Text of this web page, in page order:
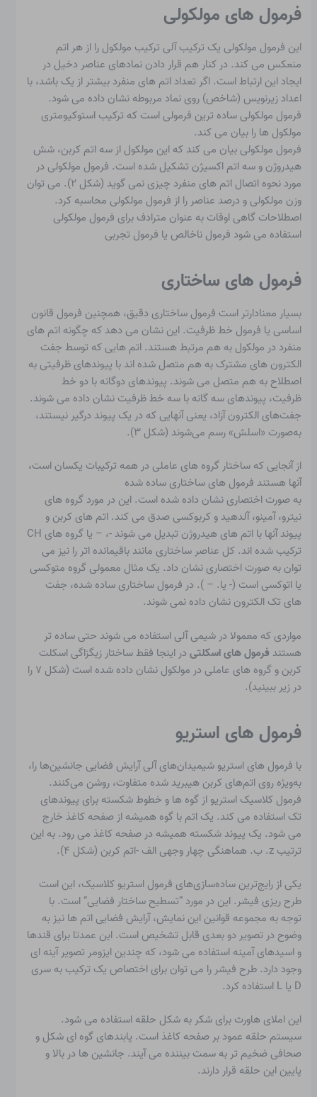
فرمول های مولکولی
این فرمول مولکولی یک ترکیب آلی ترکیب مولکول را از هر اتم
منعکس می کند. در کنار هم قرار دادن نمادهای عناصر دخیل در
ایجاد این ارتباط است. اگر تعداد اتم های منفرد بیشتر از یک باشد، با
اعداد زیرنویس (شاخص) روی نماد مربوطه نشان داده می شود.
فرمول مولکولی ساده ترین فرمولی است که ترکیب استوکیومتری
مولکول ها را بیان می کند.
فرمول مولکولیبیان می کند که این مولکول از سه اتم کربن، شش
هیدروژن و سه اتم اکسیژن تشکیل شده است. فرمول مولکولی در
مورد نحوه اتصال اتم های منفرد چیزی نمی گوید (شکل ۲). می توان
وزن مولکولی و درصد عناصر را از فرمول مولکولی محاسبه کرد.
اصطلاحات گاهی اوقات به عنوان مترادف برای فرمول مولکولی
استفاده می شود فرمول ناخالص یا فرمول تجربی
فرمول های ساختاری
بسیار معنادارتر است فرمول ساختاری دقیق، همچنین فرمول قانون
اساسی یا فرمول خط ظرفیت. این نشان می دهد که چگونه اتم های
منفرد در مولکول به هم مرتبط هستند. اتم هایی که توسط جفت
الکترون های مشترک به هم متصل شده اند با پیوندهای ظرفیتی به
اصطلاح به هم متصل می شوند. پیوندهای دوگانه با دو خط
ظرفیت، پیوندهای سه گانه با سه خط ظرفیت نشان داده می شوند.
جفت‌های الکترون آزاد، یعنی آنهایی که در یک پیوند درگیر نیستند،
به‌صورت «اسلش» رسم می‌شوند (شکل ۳).
از آنجایی که ساختار گروه های عاملی در همه ترکیبات یکسان است،
آنها هستند فرمول های ساختاری ساده شده
به صورت اختصاری نشان داده شده است. این در مورد گروه های
نیترو، آمینو، آلدهید و کربوکسی صدق می کند. اتم های کربن و
پیوند آنها با اتم های هیدروژن تبدیل می شوند-،
– یا گروه های CH
ترکیب شده اند. کل عناصر ساختاری مانند باقیمانده اتر را نیز می
توان به صورت اختصاری نشان داد. یک مثال معمولی گروه متوکسی
یا اتوکسی است (- یا. – ). در فرمول ساختاری ساده شده، جفت
های تک الکترون نشان داده نمی شوند.
مواردی که معمولا در شیمی آلی استفاده می شوند حتی ساده تر
هستند فرمول های اسکلتی در اینجا فقط ساختار زیگزاگی اسکلت
کربن و گروه های عاملی در مولکول نشان داده شده است (شکل ۷ را
در زیر ببینید).
فرمول های استریو
با فرمول های استریو شیمیدان‌های آلی آرایش فضایی جانشین‌ها را،
به‌ویژه روی اتم‌های کربن هیبرید شده متفاوت، روشن می‌کنند.
فرمول کلاسیک استریو از گوه ها و خطوط شکسته برای پیوندهای
تک استفاده می کند. یک اتم با گوه همیشه از صفحه کاغذ خارج
می شود. یک پیوند شکسته همیشه در صفحه کاغذ می رود. به این
ترتیب z. ب. هماهنگی چهار وجهی الف
-اتم کربن (شکل ۴).
یکی از رایج‌ترین ساده‌سازی‌های فرمول استریو کلاسیک، این است
طرح ریزی فیشر. این در مورد “تسطیح ساختار فضایی” است. با
توجه به مجموعه قوانین این نمایش، آرایش فضایی اتم ها نیز به
وضوح در تصویر دو بعدی قابل تشخیص است. این عمدتا برای قندها
و اسیدهای آمینه استفاده می شود، که چندین ایزومر تصویر آینه ای
وجود دارد. طرح فیشر را می توان برای اختصاص یک ترکیب به سری
D یا L استفاده کرد.
ایناملای هاورث برای شکر به شکل حلقه استفاده می شود.
سیستم حلقه عمود بر صفحه کاغذ است. پابندهای گوه ای شکل و
صحافی ضخیم تر به سمت بیننده می آیند. جانشین ها در بالا و
پایین این حلقه قرار دارند.